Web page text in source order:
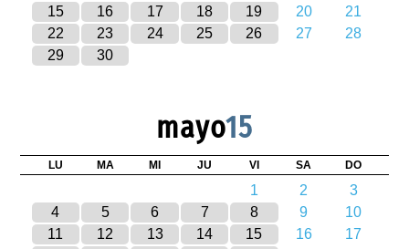
15
16 17 18 19 20
21
22
23 24 25 26 27
28
29
30
mayo15
LU MA MI JU VI SA DO
1 2
3
4
5 6 7 8 9
10
11
12 13 14 15 16
17